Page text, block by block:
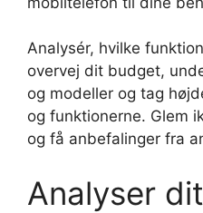
Analysér, hvilke
overvej dit budget,
og modeller og tag
og funktionerne. Glem
og få anbefalinger fra
Analyser